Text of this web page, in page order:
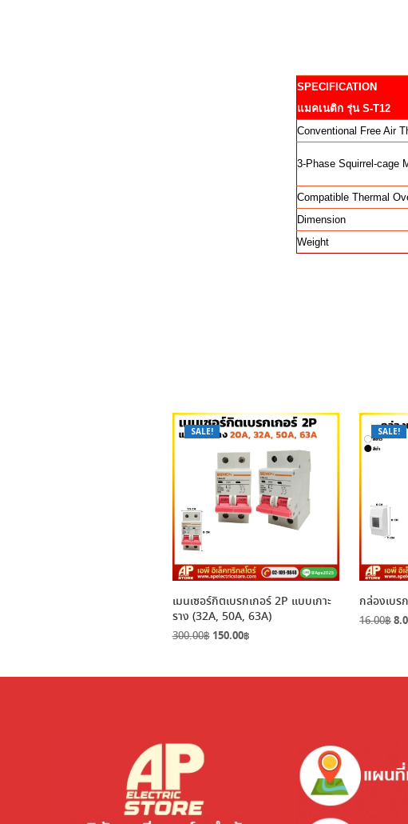
SPECIFICATION
แมคเนติก รุ่น S-T12
Conventional Free Air
3-Phase Squirrel-cage
Compatible Thermal
Dimension
Weight
SALE!
เมนเซอร์กิตเบรกเกอร์ 2P แบบเกาะ
ราง (32A, 50A, 63A)
300.00฿ Original
300.00฿.
150.00฿Current
150.00฿.
SALE!
กล่องเบร
16.00฿